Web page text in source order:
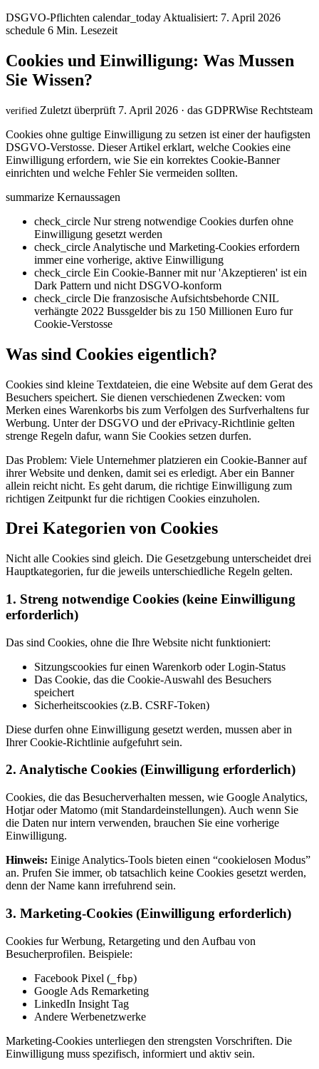
DSGVO-Pflichten calendar_today Aktualisiert: 7. April 2026
schedule 6 Min. Lesezeit
Cookies und Einwilligung: Was Mussen
Sie Wissen?
verified Zuletzt überprüft 7. April 2026 · das GDPRWise Rechtsteam
Cookies ohne gultige Einwilligung zu setzen ist einer der haufigsten
DSGVO-Verstosse. Dieser Artikel erklart, welche Cookies eine
Einwilligung erfordern, wie Sie ein korrektes Cookie-Banner
einrichten und welche Fehler Sie vermeiden sollten.
summarize Kernaussagen
check_circle Nur streng notwendige Cookies durfen ohne
Einwilligung gesetzt werden
check_circle Analytische und Marketing-Cookies erfordern
immer eine vorherige, aktive Einwilligung
check_circle Ein Cookie-Banner mit nur 'Akzeptieren' ist ein
Dark Pattern und nicht DSGVO-konform
check_circle Die franzosische Aufsichtsbehorde CNIL
verhängte 2022 Bussgelder bis zu 150 Millionen Euro fur
Cookie-Verstosse
Was sind Cookies eigentlich?
Cookies sind kleine Textdateien, die eine Website auf dem Gerat des
Besuchers speichert. Sie dienen verschiedenen Zwecken: vom
Merken eines Warenkorbs bis zum Verfolgen des Surfverhaltens fur
Werbung. Unter der DSGVO und der ePrivacy-Richtlinie gelten
strenge Regeln dafur, wann Sie Cookies setzen durfen.
Das Problem: Viele Unternehmer platzieren ein Cookie-Banner auf
ihrer Website und denken, damit sei es erledigt. Aber ein Banner
allein reicht nicht. Es geht darum, die richtige Einwilligung zum
richtigen Zeitpunkt fur die richtigen Cookies einzuholen.
Drei Kategorien von Cookies
Nicht alle Cookies sind gleich. Die Gesetzgebung unterscheidet drei
Hauptkategorien, fur die jeweils unterschiedliche Regeln gelten.
1. Streng notwendige Cookies (keine Einwilligung
erforderlich)
Das sind Cookies, ohne die Ihre Website nicht funktioniert:
Sitzungscookies fur einen Warenkorb oder Login-Status
Das Cookie, das die Cookie-Auswahl des Besuchers
speichert
Sicherheitscookies (z.B. CSRF-Token)
Diese durfen ohne Einwilligung gesetzt werden, mussen aber in
Ihrer Cookie-Richtlinie aufgefuhrt sein.
2. Analytische Cookies (Einwilligung erforderlich)
Cookies, die das Besucherverhalten messen, wie Google Analytics,
Hotjar oder Matomo (mit Standardeinstellungen). Auch wenn Sie
die Daten nur intern verwenden, brauchen Sie eine vorherige
Einwilligung.
Hinweis: Einige Analytics-Tools bieten einen “cookielosen Modus”
an. Prufen Sie immer, ob tatsachlich keine Cookies gesetzt werden,
denn der Name kann irrefuhrend sein.
3. Marketing-Cookies (Einwilligung erforderlich)
Cookies fur Werbung, Retargeting und den Aufbau von
Besucherprofilen. Beispiele:
Facebook Pixel ( _fbp)
Google Ads Remarketing
LinkedIn Insight Tag
Andere Werbenetzwerke
Marketing-Cookies unterliegen den strengsten Vorschriften. Die
Einwilligung muss spezifisch, informiert und aktiv sein.